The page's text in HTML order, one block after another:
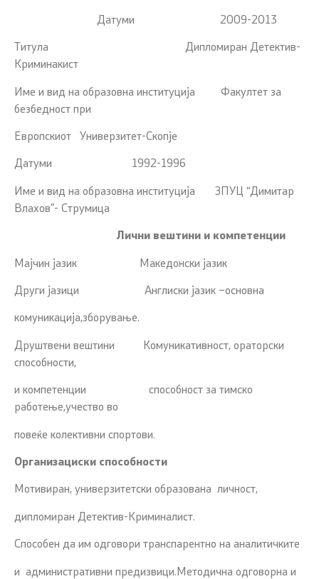
Датуми 2009-2013
Титула Дипломиран Детектив-
Криминакист
Име и вид на образовна институција Факултет за
безбедност при
Европскиот Универзитет-Скопје
Датуми 1992-1996
Име и вид на образовна институција ЗПУЦ “Димитар
Влахов”- Струмица
Лични вештини и компетенции
Мајчин јазик Македонски јазик
Други јазици Англиски јазик –основна
комуникација,зборување.
Друштвени вештини Комуникативност, ораторски
способности,
и компетенции способност за тимско
работење,учество во
повеќе колективни спортови.
Организациски способности
Мотивиран, универзитетски образована личност,
дипломиран Детектив-Криминалист.
Способен да им одговори транспарентно на аналитичките
и административни предизвици.Методична одговорна и